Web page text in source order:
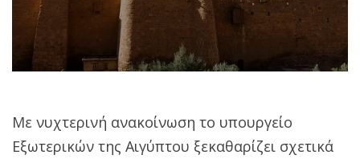
Με νυχτερινή ανακοίνωση το υπουργείο
Εξωτερικών της Αιγύπτου ξεκαθαρίζει σχετικά